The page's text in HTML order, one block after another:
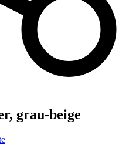
grau-beige